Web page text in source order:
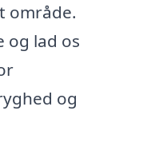
område.
og lad os
og